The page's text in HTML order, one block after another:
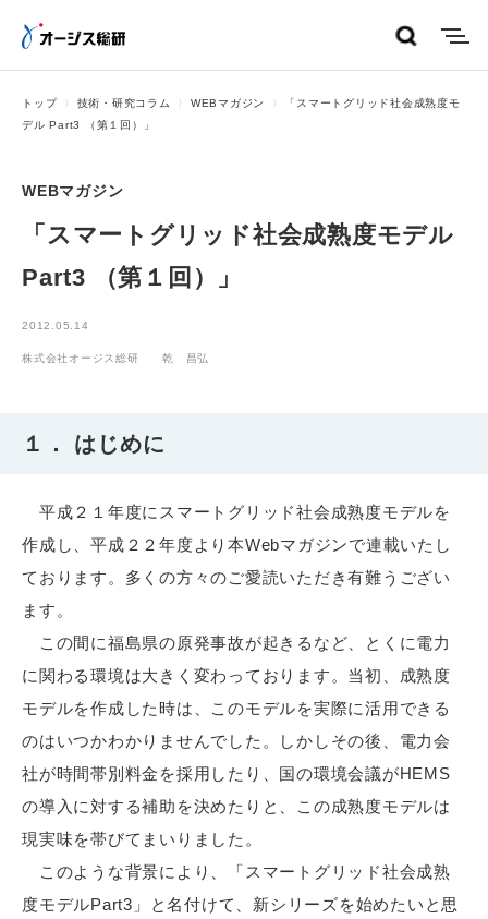
トップ 技術・研究コラム WEBマガジン
「スマートグリッド社会成熟度モ
デル Part3 （第１回）」
WEBマガジン
「スマートグリッド社会成熟度モデル
Part3 （第１回）」
2012.05.14
株式会社オージス総研 乾 昌弘
１． はじめに
平成２１年度にスマートグリッド社会成熟度モデルを
作成し、平成２２年度より本Webマガジンで連載いたし
ております。多くの方々のご愛読いただき有難うござい
ます。
この間に福島県の原発事故が起きるなど、とくに電力
に関わる環境は大きく変わっております。当初、成熟度
モデルを作成した時は、このモデルを実際に活用できる
のはいつかわかりませんでした。しかしその後、電力会
社が時間帯別料金を採用したり、国の環境会議がHEMS
の導入に対する補助を決めたりと、この成熟度モデルは
現実味を帯びてまいりました。
このような背景により、「スマートグリッド社会成熟
度モデルPart3」と名付けて、新シリーズを始めたいと思